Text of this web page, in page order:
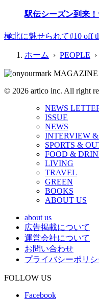
駅伝シーズン到来
極北に魅せられて#10 off
ホーム › PEOPLE
© 2026 artico inc. All right
NEWS
ISSUE
NEWS
INTERVIEW
SPORTS &
FOOD &
LIVING
TRAVEL
GREEN
BOOKS
ABOUT US
about us
広告掲載について
運営会社について
お問い合わせ
プライバシーポリシ
FOLLOW US
Facebook